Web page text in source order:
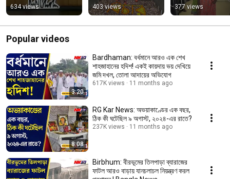
তাদের বিরুদ্ধে ১০ কোটি
বঙ্গবাসীর লড়াই: অভিষেক
634 views 403 views 377 views
Popular videos
3:20
Bardhaman: বর্ধমানে আরও এক শেখ
শাহজাহানের হদিশ! একই কায়দায় ভয় দেখিয়ে
জমি দখল, তোলা আদায়ের অভিযোগ
617K views 11 months ago
8:08
RG Kar News: অভয়াকাণ্ডের এক বছর,
ঠিক কী ঘটেছিল ৯ অগাস্ট, ২০২৪-এর রাতে?
237K views 11 months ago
Birbhum: বীরভূমের তিলপাড়া ব্যারাজের
ফাটল আরও বাড়ায় যানচলাচল নিয়ন্ত্রণ করল